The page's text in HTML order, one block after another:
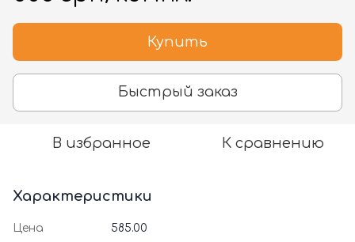
Купить
Быстрый заказ
В избранное К сравнению
Характеристики
Цена
585.00